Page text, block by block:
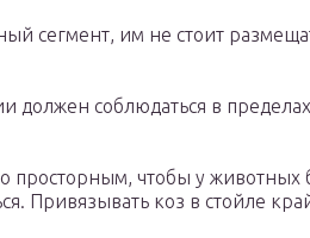
сегмент, им не стоит
соблюдаться в
просторным, чтобы у животных
Привязывать коз в стойле